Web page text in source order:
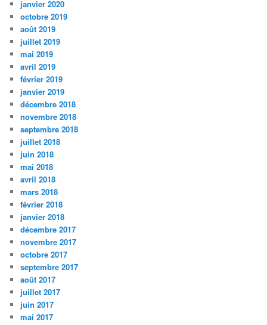
janvier 2020
octobre 2019
août 2019
juillet 2019
mai 2019
avril 2019
février 2019
janvier 2019
décembre 2018
novembre 2018
septembre 2018
juillet 2018
juin 2018
mai 2018
avril 2018
mars 2018
février 2018
janvier 2018
décembre 2017
novembre 2017
octobre 2017
septembre 2017
août 2017
juillet 2017
juin 2017
mai 2017